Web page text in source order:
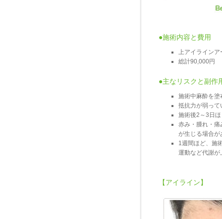
●施術内容と費用
上アイラインア
総計90,000円
●主なリスクと副作
施術中麻酔を塗
抵抗力が弱って
施術後2～3日
赤み・腫れ・痛
が生じる場合が
1週間ほど、施
運動など代謝が
【アイライン】